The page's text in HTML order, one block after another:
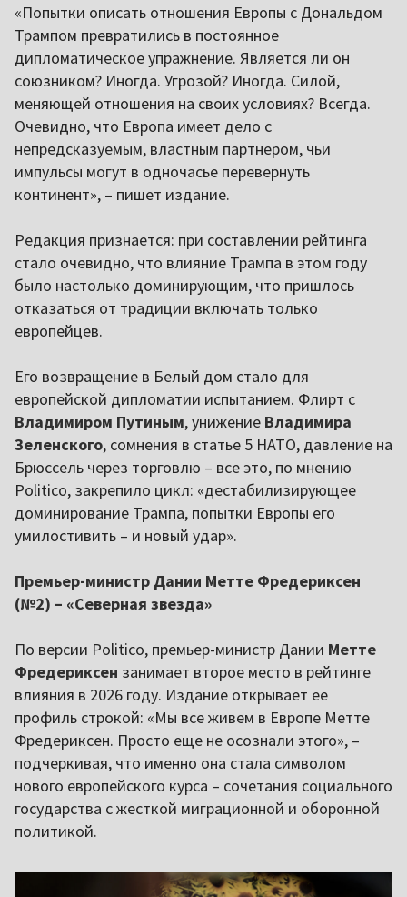
«Попытки описать отношения Европы с Дональдом
Трампом превратились в постоянное
дипломатическое упражнение. Является ли он
союзником? Иногда. Угрозой? Иногда. Силой,
меняющей отношения на своих условиях? Всегда.
Очевидно, что Европа имеет дело с
непредсказуемым, властным партнером, чьи
импульсы могут в одночасье перевернуть
континент», – пишет издание.
Редакция признается: при составлении рейтинга
стало очевидно, что влияние Трампа в этом году
было настолько доминирующим, что пришлось
отказаться от традиции включать только
европейцев.
Его возвращение в Белый дом стало для
европейской дипломатии испытанием. Флирт с
Владимиром Путиным, унижение Владимира
Зеленского, сомнения в статье 5 НАТО, давление на
Брюссель через торговлю – все это, по мнению
Politico, закрепило цикл: «дестабилизирующее
доминирование Трампа, попытки Европы его
умилостивить – и новый удар».
Премьер-министр Дании Метте Фредериксен
(№2) – «Северная звезда»
По версии Politico, премьер-министр Дании Метте
Фредериксен занимает второе место в рейтинге
влияния в 2026 году. Издание открывает ее
профиль строкой: «Мы все живем в Европе Метте
Фредериксен. Просто еще не осознали этого», –
подчеркивая, что именно она стала символом
нового европейского курса – сочетания социального
государства с жесткой миграционной и оборонной
политикой.